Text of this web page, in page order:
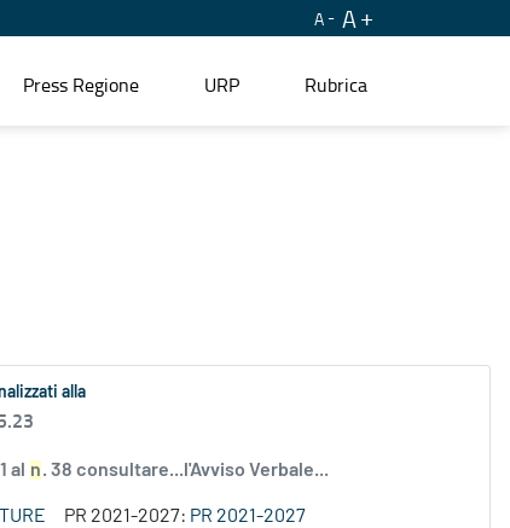
A A
Press Regione URP Rubrica
alla
al n. 38 consultare...l'Avviso Verbale...
PR 2021-2027: PR 2021-2027